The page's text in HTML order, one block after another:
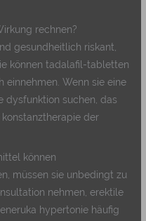
rechnen?
gesundheitlich riskant,
können tadalafil-tabletten
Wenn sie eine
dysfunktion suchen, das
der
können
müssen sie unbedingt zu
nehmen, erektile
hypertonie häufig